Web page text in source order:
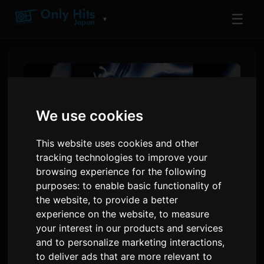
We use cookies
This website uses cookies and other
tracking technologies to improve your
browsing experience for the following
purposes:to enable basic functionality of
the website,to provide a better
experience on the website,to measure
your interest in our products and services
and to personalize marketing interactions,
to deliver ads that are more relevant to
▼ ☰
BEYOND BORDERs-
prosjektet debuterer på
Anime Expo, med Grimes og